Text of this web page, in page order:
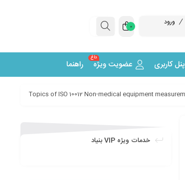
ورود 0
پنل کاربری عضویت ویژه
داغ
راهنما
خدمات ویژه VIP بنیاد